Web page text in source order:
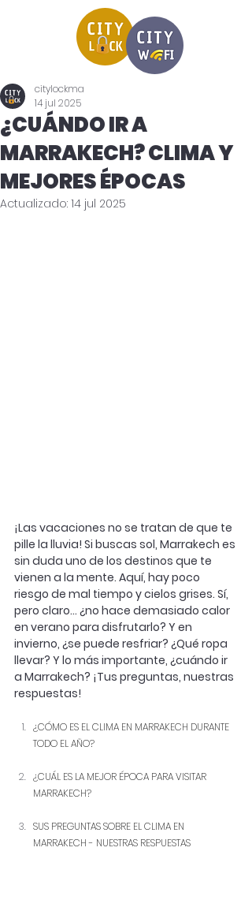
¿CUÁNDO IR A
MARRAKECH? CLIMA Y
MEJORES ÉPOCAS
citylockma
14 jul 2025
Actualizado: 14 jul 2025
¡Las vacaciones no se tratan de que te
pille la lluvia! Si buscas sol, Marrakech es
sin duda uno de los destinos que te
vienen a la mente. Aquí, hay poco
riesgo de mal tiempo y cielos grises. Sí,
pero claro... ¿no hace demasiado calor
en verano para disfrutarlo? Y en
invierno, ¿se puede resfriar? ¿Qué ropa
llevar? Y lo más importante, ¿cuándo ir
a Marrakech? ¡Tus preguntas, nuestras
respuestas!
¿CÓMO ES EL CLIMA EN MARRAKECH DURANTE
TODO EL AÑO?
¿CUÁL ES LA MEJOR ÉPOCA PARA VISITAR
MARRAKECH?
SUS PREGUNTAS SOBRE EL CLIMA EN
MARRAKECH - NUESTRAS RESPUESTAS